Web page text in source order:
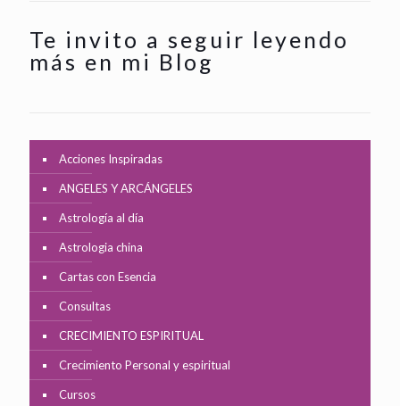
Te invito a seguir leyendo
más en mi Blog
Acciones Inspiradas
ANGELES Y ARCÁNGELES
Astrología al día
Astrologia china
Cartas con Esencia
Consultas
CRECIMIENTO ESPIRITUAL
Crecimiento Personal y espiritual
Cursos